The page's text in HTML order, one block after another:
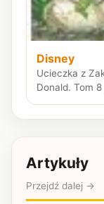
Disney
Ucieczka z
Donald. Tom 8
Artykuły
Przejdź dalej →